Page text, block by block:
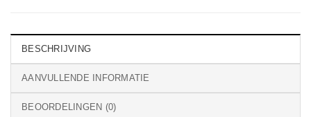
BESCHRIJVING
AANVULLENDE INFORMATIE
BEOORDELINGEN (0)